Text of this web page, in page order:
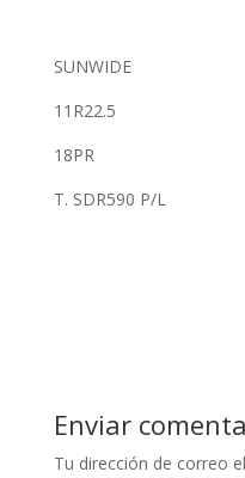
SUNWIDE
11R22.5
18PR
T. SDR590 P/L
Enviar
Tu dirección de correo